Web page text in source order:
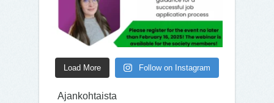
Load More Follow on Instagram
Ajankohtaista